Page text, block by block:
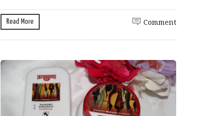
Read More Comment